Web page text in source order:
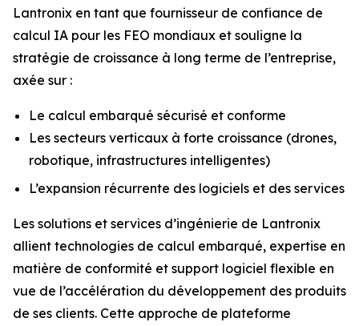
Lantronix en tant que fournisseur de confiance de
calcul IA pour les FEO mondiaux et souligne la
stratégie de croissance à long terme de l’entreprise,
axée sur :
Le calcul embarqué sécurisé et conforme
Les secteurs verticaux à forte croissance (drones,
robotique, infrastructures intelligentes)
L’expansion récurrente des logiciels et des services
Les solutions et services d’ingénierie de Lantronix
allient technologies de calcul embarqué, expertise en
matière de conformité et support logiciel flexible en
vue de l’accélération du développement des produits
de ses clients. Cette approche de plateforme